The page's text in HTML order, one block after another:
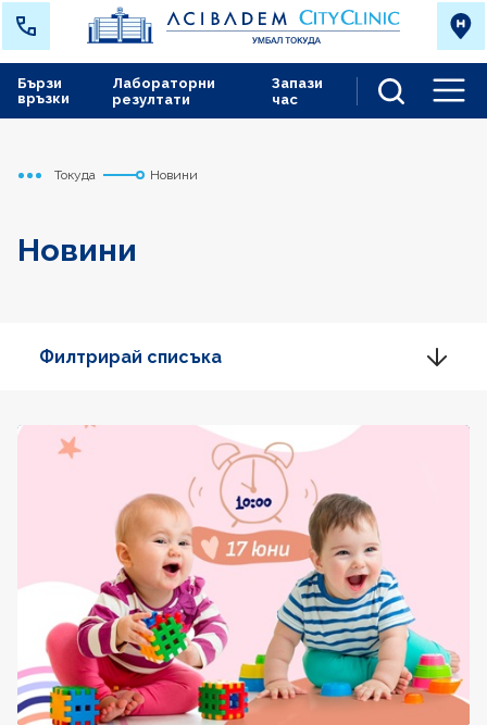
Лабораторни
резултати
Запази
час
Бързи
връзки
Начало
Токуда Новини
Новини
Филтрирай списъка